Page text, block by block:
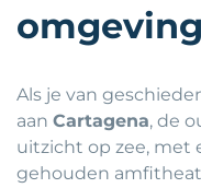
omgeving
Als je van
aan Cartagena, de
uitzicht op zee, met
gehouden